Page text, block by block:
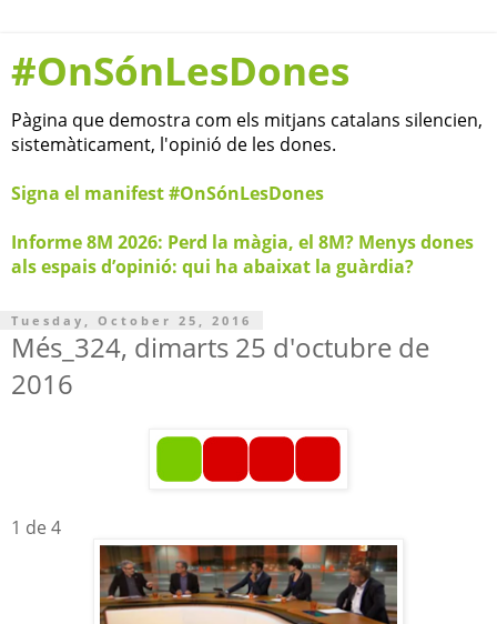
#OnSónLesDones
Pàgina que demostra com els mitjans catalans silencien,
sistemàticament, l'opinió de les dones.
Signa el manifest #OnSónLesDones
Informe 8M 2026: Perd la màgia, el 8M? Menys dones
als espais d’opinió: qui ha abaixat la guàrdia?
Tuesday, October 25, 2016
Més_324, dimarts 25 d'octubre de
2016
1 de 4